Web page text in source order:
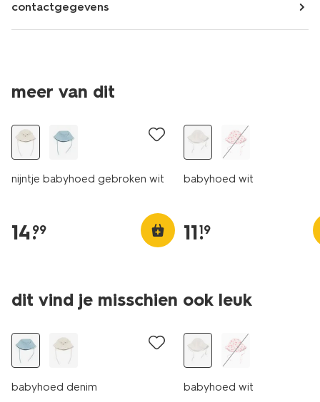
contactgegevens
meer van dit
nijntje babyhoed gebroken wit
14.
99
babyhoed wit
11.
19
dit vind je misschien ook leuk
babyhoed denim babyhoed wit